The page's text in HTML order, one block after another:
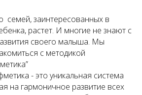
семей, заинтересованных в
растет. И многие не знают с
своего малыша. Мы
с методикой
- это уникальная система
на гармоничное развитие всех